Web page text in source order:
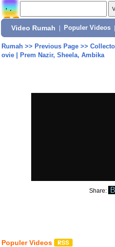
Video Rumah Populer Videos
Rumah>> Previous Page>>
ovie | Prem Nazir, Sheela, Ambika
Share:
Populer Videos